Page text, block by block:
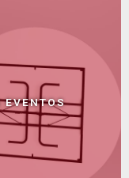
EVENTOS